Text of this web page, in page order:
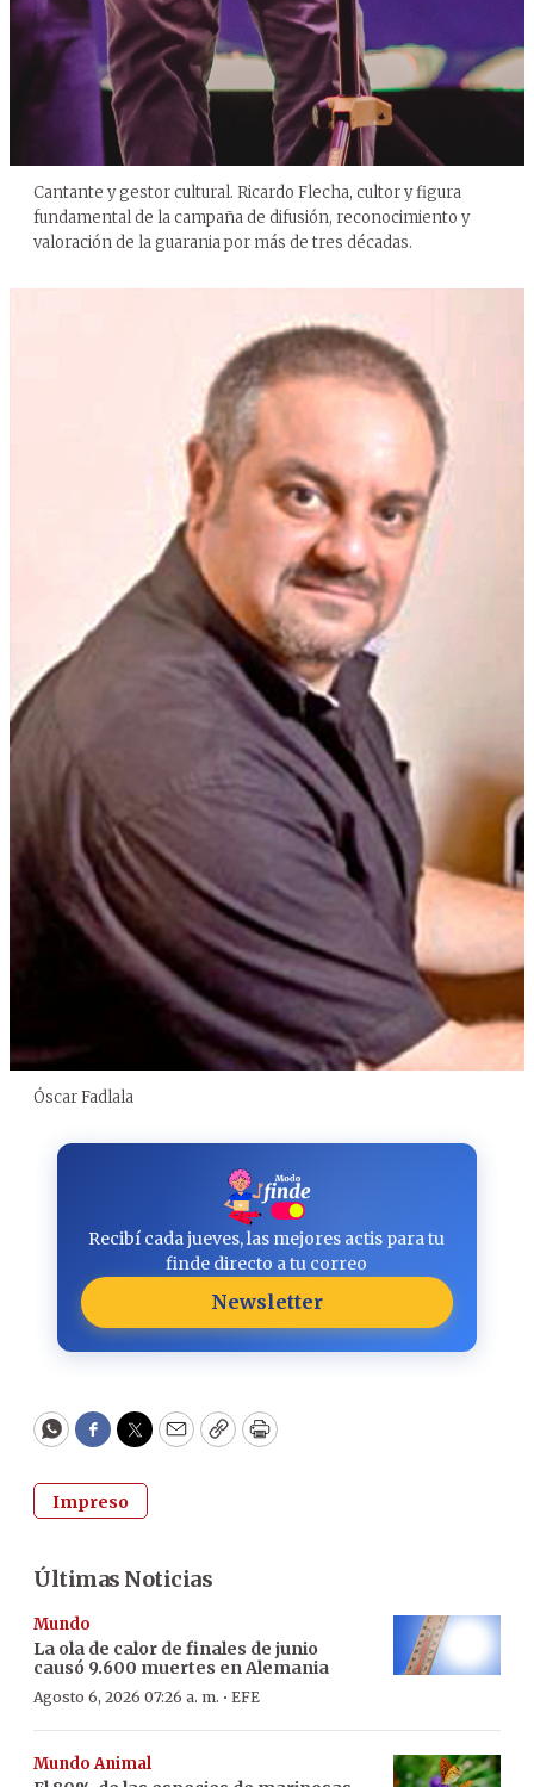
Cantante y gestor cultural. Ricardo Flecha, cultor y figura
fundamental de la campaña de difusión, reconocimiento y
valoración de la guarania por más de tres décadas.
Óscar Fadlala
Recibí cada jueves, las mejores actis para tu
finde directo a tu correo
Newsletter
WhatsApp
Facebook
Twitter
EmailCopyPrint
Impreso
Últimas Noticias
Mundo
La ola de calor de finales de junio
causó 9.600 muertes en Alemania
Agosto 6, 2026 07:26 a. m. · EFE
Mundo Animal